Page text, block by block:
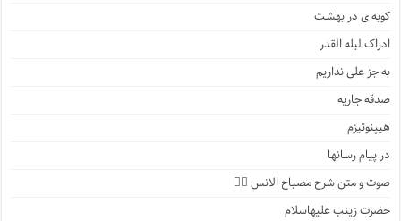
کوبه ی در بهشت
ادراک لیله القدر
به جز علی نداریم
صدقه جاریه
هیپنوتیزم
در پیام رسانها
صوت و متن شرح مصباح الانس ۵️⃣
حضرت زینب علیهاسلام